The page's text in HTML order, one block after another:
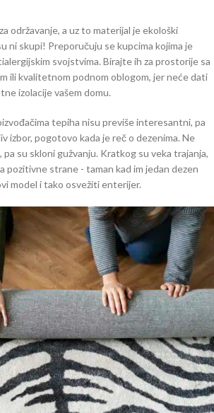
održavanje, a uz to materijal je ekološki
ni skupi! Preporučuju se kupcima kojima je
svojstvima. Birajte ih za prostorije sa
ili kvalitetnom podnom oblogom, jer neće dati
izolacije vašem domu.
tepiha nisu previše interesantni, pa
izbor, pogotovo kada je reč o dezenima. Ne
su skloni gužvanju. Kratkog su veka trajanja,
pozitivne strane - taman kad im jedan dezen
model i tako osvežiti enterijer.